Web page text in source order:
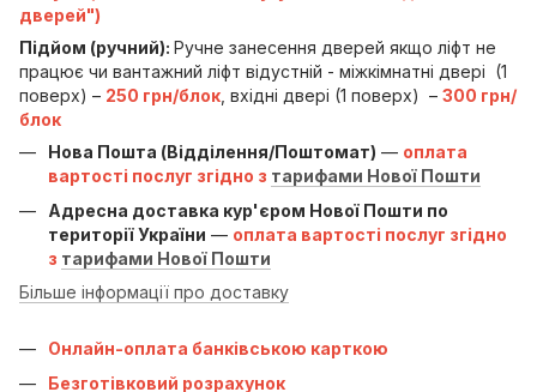
дверей")
Підйом (ручний): Ручне занесення дверей якщо ліфт не
працює чи вантажний ліфт відустній - міжкімнатні двері (1
поверх) – 250 грн/блок , вхідні двері (1 поверх) – 300 грн/
блок
Нова Пошта (Відділення/Поштомат) — оплата
вартості послуг згідно з тарифами Нової Пошти
Адресна доставка кур'єром Нової Пошти по
території України — оплата вартості послуг згідно
з тарифами Нової Пошти
Більше інформації про доставку
Онлайн-оплата банківською карткою
Безготівковий розрахунок